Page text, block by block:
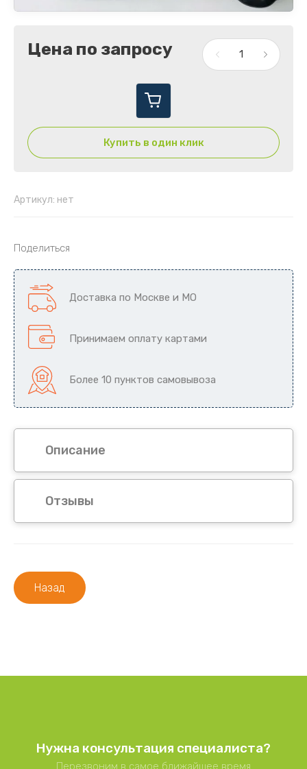
Цена по запросу
Купить в один клик
Артикул: нет
Поделиться
Доставка по Москве и МО
Принимаем оплату картами
Более 10 пунктов самовывоза
Описание
Отзывы
Назад
Нужна консультация специалиста?
Перезвоним в самое ближайшее время